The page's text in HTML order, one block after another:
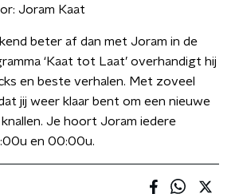
Joram Kaat
beter af dan met Joram in de
‘Kaat tot Laat’ overhandigt hij
en beste verhalen. Met zoveel
jij weer klaar bent om een nieuwe
Je hoort Joram iedere
en 00:00u.